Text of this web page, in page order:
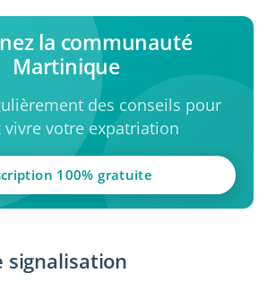
la communauté
Martinique
des conseils pour
vivre votre expatriation
100% gratuite
signalisation